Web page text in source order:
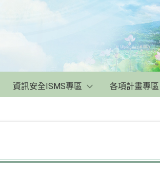
資訊安全ISMS專區 各項計畫專區